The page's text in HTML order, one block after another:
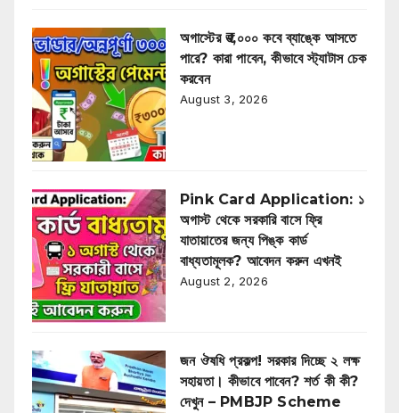
অগাস্টের ₹৩,০০০ কবে ব্যাঙ্কে আসতে
পারে? কারা পাবেন, কীভাবে স্ট্যাটাস চেক
করবেন
August 3, 2026
Pink Card Application: ১
অগাস্ট থেকে সরকারি বাসে ফ্রি
যাতায়াতের জন্য পিঙ্ক কার্ড
বাধ্যতামূলক? আবেদন করুন এখনই
August 2, 2026
জন ঔষধি প্রকল্প! সরকার দিচ্ছে ২ লক্ষ
সহায়তা। কীভাবে পাবেন? শর্ত কী কী?
দেখুন – PMBJP Scheme